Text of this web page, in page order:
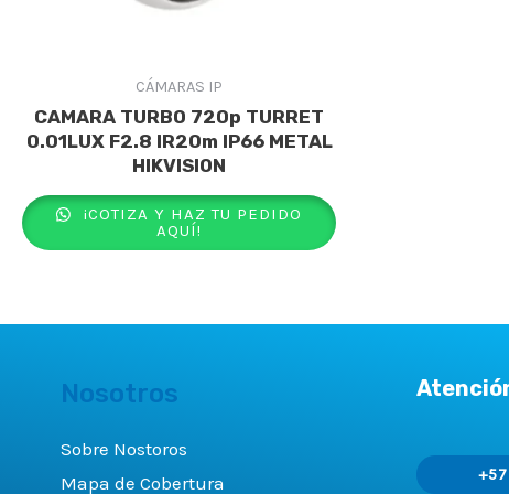
CÁMARAS IP
CAMARA TURBO 720p TURRET
0.01LUX F2.8 IR20m IP66 METAL
HIKVISION
¡COTIZA Y HAZ TU PEDIDO
AQUÍ!
Nosotros
Sobre Nostoros
Mapa de Cobertura